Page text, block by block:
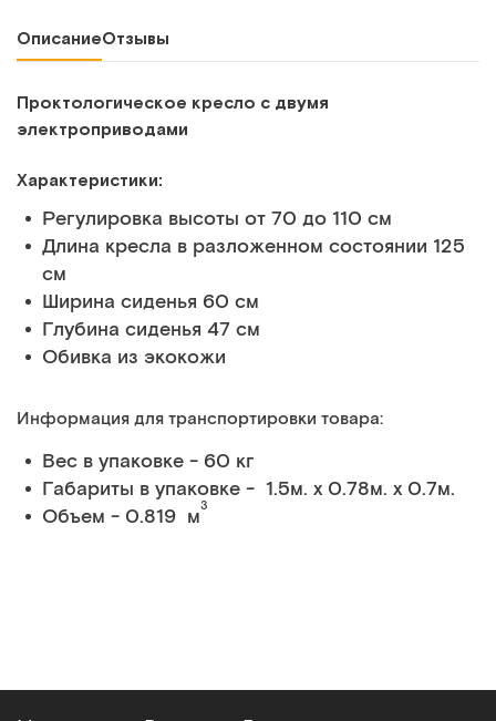
ОписаниеОтзывы
Проктологическое кресло с двумя
электроприводами
Характеристики:
Регулировка высоты от 70 до 110 см
Длина кресла в разложенном состоянии 125
см
Ширина сиденья 60 см
Глубина сиденья 47 см
Обивка из экокожи
Информация для транспортировки товара:
Вес в упаковке - 60 кг
Габариты в упаковке - 1.5м. x 0.78м. x 0.7м.
Объем - 0.819 м3